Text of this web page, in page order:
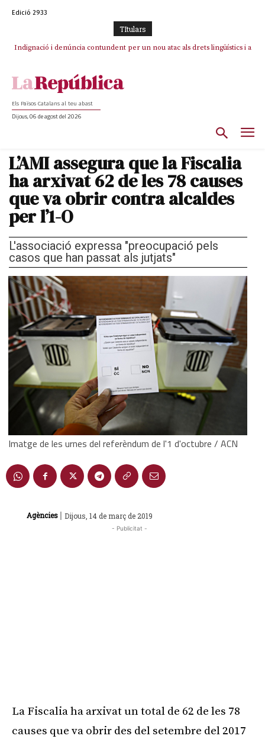
Edició 2933
TItulars
Indignació i denúncia contundent per un nou atac als drets lingüístics i a
Els Països Catalans al teu abast
Dijous, 06 de agost del 2026
L’AMI assegura que la Fiscalia
ha arxivat 62 de les 78 causes
que va obrir contra alcaldes
per l’1-O
L'associació expressa "preocupació pels
casos que han passat als jutjats"
Imatge de les urnes del referèndum de l'1 d'octubre / ACN
Agències | Dijous, 14 de març de 2019
- Publicitat -
La Fiscalia ha arxivat un total de 62 de les 78
causes que va obrir des del setembre del 2017